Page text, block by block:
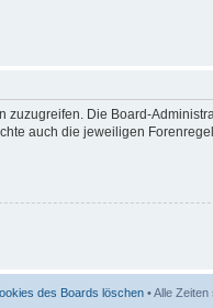
zuzugreifen. Die Board-
auch die jeweiligen
des Boards löschen • Alle